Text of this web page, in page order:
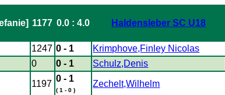
1177 0.0 : 4.0 Haldensleber SC U18
1247 0 - 1 Krimphove,Finley Nicolas
0 0 - 1 Schulz,Denis
1197
0 - 1
( 1 - 0 )
Zechelt,Wilhelm